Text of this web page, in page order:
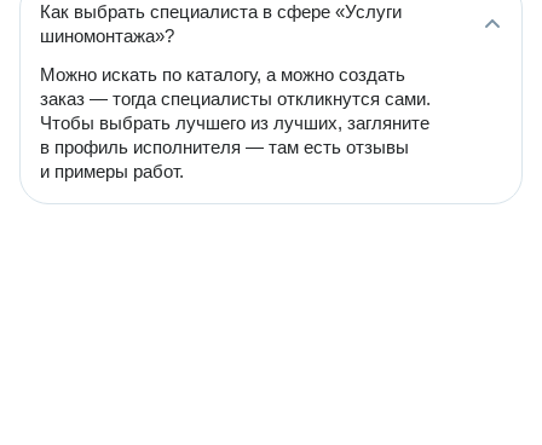
Как выбрать специалиста в сфере «Услуги
шиномонтажа»?
Можно искать по каталогу, а можно создать
заказ — тогда специалисты откликнутся сами.
Чтобы выбрать лучшего из лучших, загляните
в профиль исполнителя — там есть отзывы
и примеры работ.